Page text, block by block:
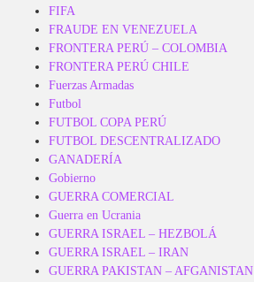
FIFA
FRAUDE EN VENEZUELA
FRONTERA PERÚ – COLOMBIA
FRONTERA PERÚ CHILE
Fuerzas Armadas
Futbol
FUTBOL COPA PERÚ
FUTBOL DESCENTRALIZADO
GANADERÍA
Gobierno
GUERRA COMERCIAL
Guerra en Ucrania
GUERRA ISRAEL – HEZBOLÁ
GUERRA ISRAEL – IRAN
GUERRA PAKISTAN – AFGANISTAN